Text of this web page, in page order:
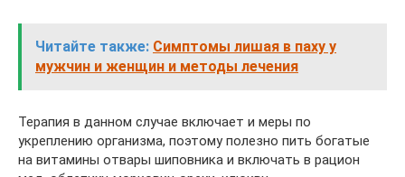
Читайте также: Симптомы лишая в паху у
мужчин и женщин и методы лечения
Терапия в данном случае включает и меры по
укреплению организма, поэтому полезно пить богатые
на витамины отвары шиповника и включать в рацион